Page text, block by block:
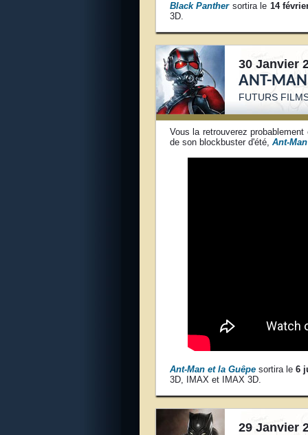
Black Panthersortira le 14
3D.
30 Janvier
ANT-MAN
FUTURS
Vous la retrouverez
de son blockbuster d'été, Ant-
Ant-Man et la Guêpesortira le 6
3D, IMAX et IMAX 3D.
29 Janvier